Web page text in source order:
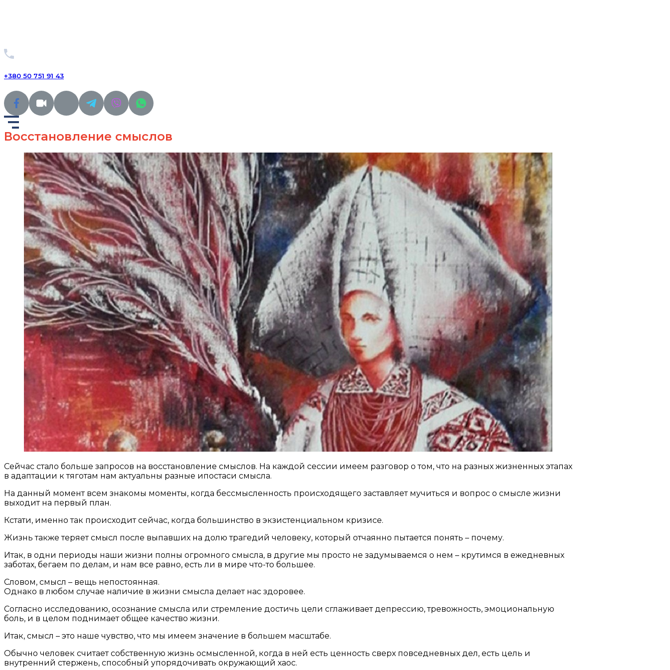
+380 50 751 91 43
Восстановление смыслов
Сейчас стало больше запросов на восстановление смыслов. На каждой сессии имеем разговор о том, что на разных жизненных этапах
в адаптации к тяготам нам актуальны разные ипостаси смысла.
На данный момент всем знакомы моменты, когда бессмысленность происходящего заставляет мучиться и вопрос о смысле жизни
выходит на первый план.
Кстати, именно так происходит сейчас, когда большинство в экзистенциальном кризисе.
Жизнь также теряет смысл после выпавших на долю трагедий человеку, который отчаянно пытается понять – почему.
Итак, в одни периоды наши жизни полны огромного смысла, в другие мы просто не задумываемся о нем – крутимся в ежедневных
заботах, бегаем по делам, и нам все равно, есть ли в мире что-то большее.
Словом, смысл – вещь непостоянная.
Однако в любом случае наличие в жизни смысла делает нас здоровее.
Согласно исследованию, осознание смысла или стремление достичь цели сглаживает депрессию, тревожность, эмоциональную
боль, и в целом поднимает общее качество жизни.
Итак, смысл – это наше чувство, что мы имеем значение в большем масштабе.
Обычно человек считает собственную жизнь осмысленной, когда в ней есть ценность сверх повседневных дел, есть цель и
внутренний стержень, способный упорядочивать окружающий хаос.